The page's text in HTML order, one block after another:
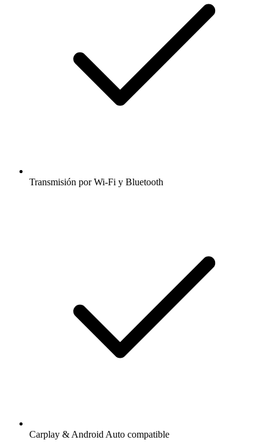
Transmisión por Wi-Fi y Bluetooth
Carplay & Android Auto compatible